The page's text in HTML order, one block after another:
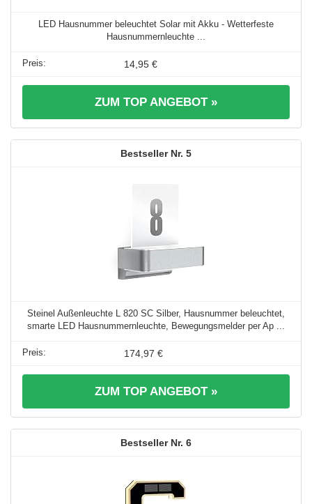
LED Hausnummer beleuchtet Solar mit Akku - Wetterfeste
Hausnummernleuchte ...
14,95 €
ZUM TOP ANGEBOT »
5
Steinel Außenleuchte L 820 SC Silber, Hausnummer beleuchtet,
smarte LED Hausnummernleuchte, Bewegungsmelder per Ap ...
174,97 €
ZUM TOP ANGEBOT »
6